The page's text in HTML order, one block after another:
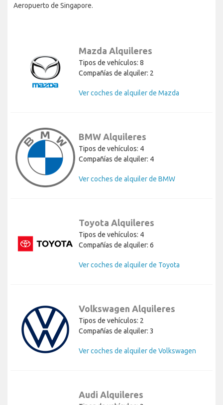
Aeropuerto de Singapore.
Mazda Alquileres
Tipos de vehículos: 8
Compañías de alquiler: 2
Ver coches de alquiler de Mazda
BMW Alquileres
Tipos de vehículos: 4
Compañías de alquiler: 4
Ver coches de alquiler de BMW
Toyota Alquileres
Tipos de vehículos: 4
Compañías de alquiler: 6
Ver coches de alquiler de Toyota
Volkswagen Alquileres
Tipos de vehículos: 2
Compañías de alquiler: 3
Ver coches de alquiler de Volkswagen
Audi Alquileres